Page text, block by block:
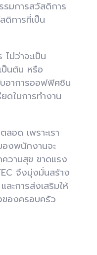
มการสวัสดิการ
ดิการที่เป็น
ม่ว่าจะเป็น
ป็นต้น หรือ
อาการออฟฟิศซิน
ดในการทำงาน
อด เพราะเรา
องพนักงานจะ
วามสุข ขาดแรง
จึงมุ่งมั่นสร้าง
ะการส่งเสริมให้
องครอบครัว